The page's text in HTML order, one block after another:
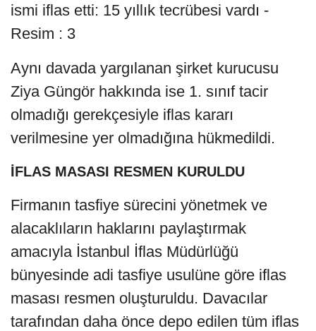
Aynı davada yargılanan şirket kurucusu
Ziya Güngör hakkında ise 1. sınıf tacir
olmadığı gerekçesiyle iflas kararı
verilmesine yer olmadığına hükmedildi.
İFLAS MASASI RESMEN KURULDU
Firmanın tasfiye sürecini yönetmek ve
alacaklıların haklarını paylaştırmak
amacıyla İstanbul İflas Müdürlüğü
bünyesinde adi tasfiye usulüne göre iflas
masası resmen oluşturuldu. Davacılar
tarafından daha önce depo edilen tüm iflas